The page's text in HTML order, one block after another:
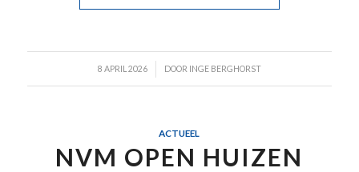
8 APRIL 2026
/ DOOR INGE BERGHORST
ACTUEEL
NVM OPEN HUIZEN